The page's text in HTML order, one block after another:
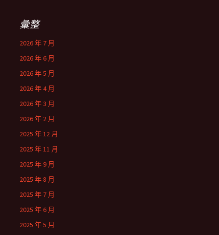
彙整
2026 年 7 月
2026 年 6 月
2026 年 5 月
2026 年 4 月
2026 年 3 月
2026 年 2 月
2025 年 12 月
2025 年 11 月
2025 年 9 月
2025 年 8 月
2025 年 7 月
2025 年 6 月
2025 年 5 月